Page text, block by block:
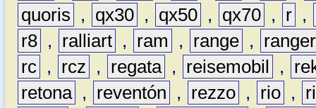
quoris
, qx30 , qx50 , qx70 , r ,
r8 , ralliart , ram , range ,
ranger
rc , rcz , regata , reisemobil ,
retona , reventón , rezzo , rio ,